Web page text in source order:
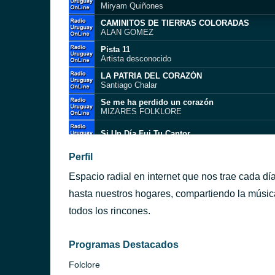
Miryam Quiñones
CAMINITOS DE TIERRAS COLORADAS
ALAN GOMEZ
Pista 11
Artista desconocido
LA PATRIA DEL CORAZÓN
Santiago Chalar
Se me ha perdido un corazón
MIZARES FOLKLORE
Si Un Día Fui Tu Cantor
Pilcomayeño
Chaqueño Palavecino
DESAGRADECIDO
ALAN GOMEZ
JORGE CENTENO 05
Perfil
Espacio radial en internet que nos trae cada
hasta nuestros hogares, compartiendo la
todos los rincones.
Programas Destacados
Folclore